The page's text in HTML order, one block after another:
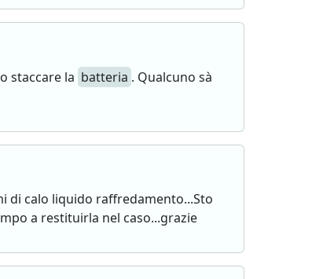
staccare la batteria . Qualcuno sà
di calo liquido raffredamento...Sto
a restituirla nel caso...grazie